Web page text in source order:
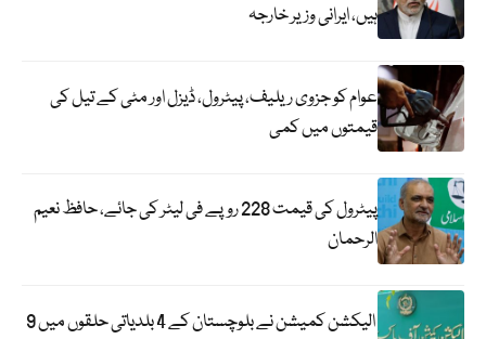
ہیں، ایرانی وزیر خارجہ
عوام کو جزوی ریلیف، پیٹرول، ڈیزل اور مٹی کے تیل کی
قیمتوں میں کمی
پیٹرول کی قیمت 228 روپے فی لیٹر کی جائے، حافظ نعیم
الرحمان
الیکشن کمیشن نے بلوچستان کے 4 بلدیاتی حلقوں میں 9